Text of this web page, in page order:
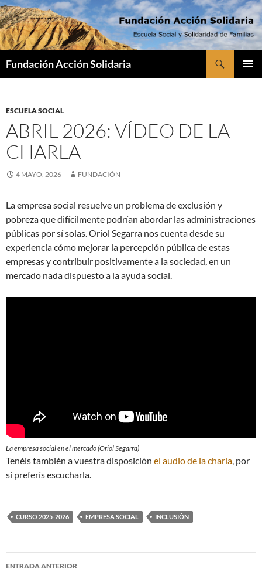
Saltar
al
contenido
Fundación Acción Solidaria
ESCUELA SOCIAL
ABRIL 2026: VÍDEO DE LA
CHARLA
4 MAYO, 2026 FUNDACIÓN
La empresa social resuelve un problema de exclusión y
pobreza que difícilmente podrían abordar las administraciones
públicas por sí solas. Oriol Segarra nos cuenta desde su
experiencia cómo mejorar la percepción pública de estas
empresas y contribuir positivamente a la sociedad, en un
mercado nada dispuesto a la ayuda social.
La empresa social en el mercado (Oriol Segarra)
Tenéis también a vuestra disposición el audio de la charla, por
si preferís escucharla.
CURSO 2025-2026 EMPRESA SOCIAL INCLUSIÓN
Navegación
ENTRADA ANTERIOR